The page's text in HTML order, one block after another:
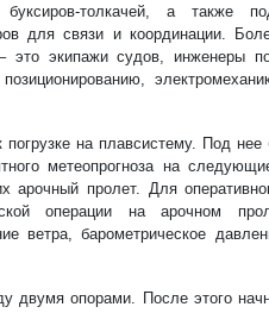
толкачей, а также
для связи и координации.
это экипажи судов, инженеры
на плавсистему. Под
метеопрогноза на
арочный пролет. Для
операции на арочном
ветра, барометрическое
двумя опорами. После этого